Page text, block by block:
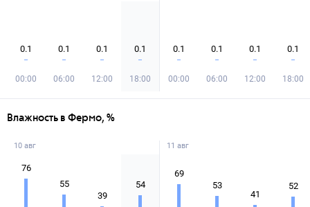
0.1
00:00
0.1
06:00
0.1
12:00
0.1
18:00
0.1
00:00
0.1
06:00
0.1
12:00
0.1
18:00
Влажность в Фермо, %
10 авг
76
55
39
54
11 авг
69
53
41
52